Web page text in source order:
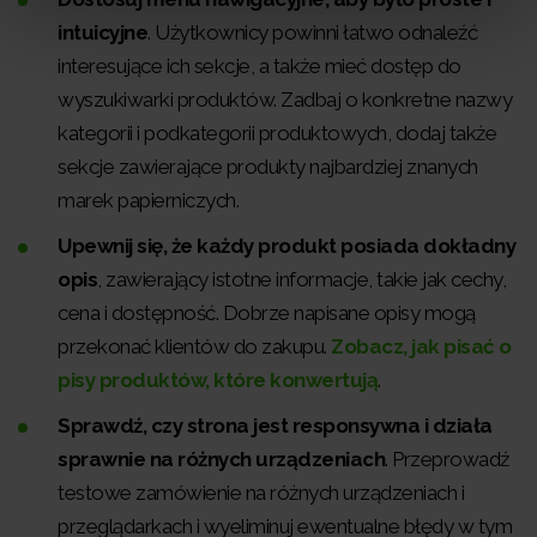
intuicyjne. Użytkownicy powinni łatwo odnaleźć
interesujące ich sekcje, a także mieć dostęp do
wyszukiwarki produktów. Zadbaj o konkretne nazwy
kategorii i podkategorii produktowych, dodaj także
sekcje zawierające produkty najbardziej znanych
marek papierniczych.
Upewnij się, że każdy produkt posiada dokładny
opis , zawierający istotne informacje, takie jak cechy,
cena i dostępność. Dobrze napisane opisy mogą
przekonać klientów do zakupu. Zobacz, jak pisać o
pisy produktów, które konwertują.
Sprawdź, czy strona jest responsywna i działa
sprawnie na różnych urządzeniach. Przeprowadź
testowe zamówienie na różnych urządzeniach i
przeglądarkach i wyeliminuj ewentualne błędy w tym